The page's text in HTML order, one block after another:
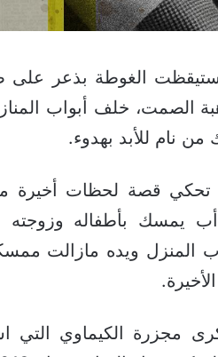
الغوطة بذعر على
الصمت، خلف أبواب
نام للأبد بهدوء.
قصة لحظات أخيرة من
يمسك بأطفاله وزوجته
المنزل ويده مازالت
مجزرة الكيماوي التي